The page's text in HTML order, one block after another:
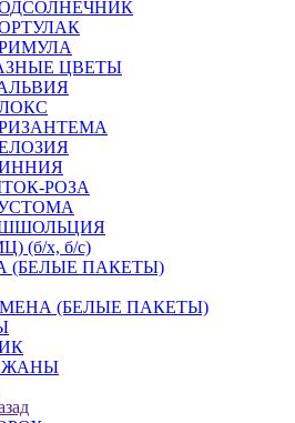
ЦВЕТЫ
РОЗА
(б/х, б/с)
(БЕЛЫЕ ПАКЕТЫ)
(БЕЛЫЕ ПАКЕТЫ)